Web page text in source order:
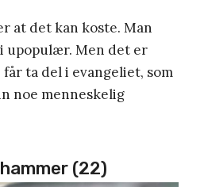
at det kan koste. Man
upopulær. Men det er
ta del i evangeliet, som
noe menneskelig
(22)